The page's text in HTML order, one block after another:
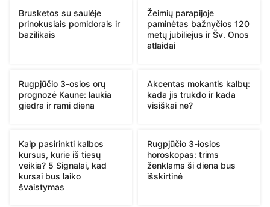
Brusketos su saulėje
prinokusiais pomidorais ir
bazilikais
Žeimių parapijoje
paminėtas bažnyčios 120
metų jubiliejus ir Šv. Onos
atlaidai
Rugpjūčio 3-osios orų
prognozė Kaune: laukia
giedra ir rami diena
Akcentas mokantis kalbų:
kada jis trukdo ir kada
visiškai ne?
Kaip pasirinkti kalbos
kursus, kurie iš tiesų
veikia? 5 Signalai, kad
kursai bus laiko
švaistymas
Rugpjūčio 3-iosios
horoskopas: trims
ženklams ši diena bus
išskirtinė